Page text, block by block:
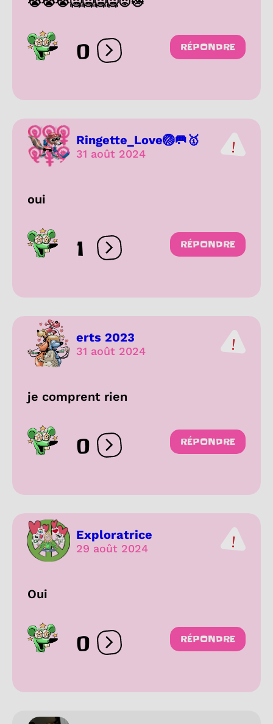
0 Ouvrir les réactions
RÉPONDRE
Ringette_Love🏐🥅🥇
31 août 2024
oui
1 Ouvrir les réactions
RÉPONDRE
erts 2023
31 août 2024
je comprent rien
0 Ouvrir les réactions
RÉPONDRE
Exploratrice
29 août 2024
Oui
0 Ouvrir les réactions
RÉPONDRE